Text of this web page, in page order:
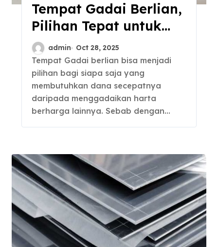
Tempat Gadai Berlian,
Pilihan Tepat untuk
Kebutuhan Dana
Darurat
admin Oct 28, 2025
Tempat Gadai berlian bisa menjadi
pilihan bagi siapa saja yang
membutuhkan dana secepatnya
daripada menggadaikan harta
berharga lainnya. Sebab dengan…